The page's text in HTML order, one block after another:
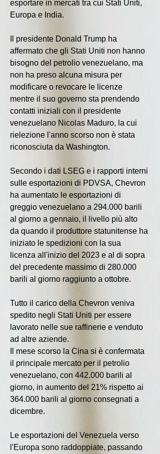
esportare in mercati tra cui Stati Uniti,
Europa e India.
Il presidente Donald Trump ha
affermato che gli Stati Uniti non hanno
bisogno del petrolio venezuelano, ma
non ha preso alcuna misura per
modificare o revocare le licenze
mentre il suo governo sta prendendo
contatti iniziali con il presidente
venezuelano Nicolas Maduro, la cui
rielezione l'anno scorso non è stata
riconosciuta da Washington.
Secondo i dati LSEG e i rapporti interni
sulle esportazioni di PDVSA, Chevron
ha aumentato le esportazioni di
greggio venezuelano a 294.000 barili
al giorno a gennaio, il livello più alto
da quando il produttore statunitense ha
iniziato le spedizioni con la sua
licenza all'inizio del 2023 e al di sopra
del precedente massimo di 280.000
barili al giorno raggiunto a ottobre.
Tutto il carico della Chevron veniva
spedito negli Stati Uniti per essere
lavorato nelle sue raffinerie e venduto
ad altre aziende.
Il mese scorso la Cina si è confermata
il principale mercato per il petrolio
venezuelano, con 442.000 barili al
giorno, in aumento del 21% rispetto ai
364.000 barili al giorno consegnati a
dicembre.
Le esportazioni del Venezuela verso
l'Europa sono raddoppiate, passando